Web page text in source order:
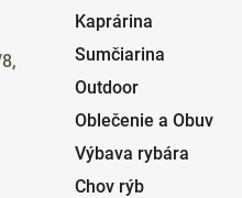
Kaprárina
Sumčiarina
Outdoor
Oblečenie a Obuv
Výbava rybára
Chov rýb